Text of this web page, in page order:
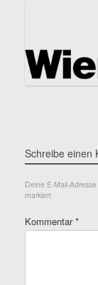
Schreibe einen
Deine E-Mail-
markiert
Kommentar*